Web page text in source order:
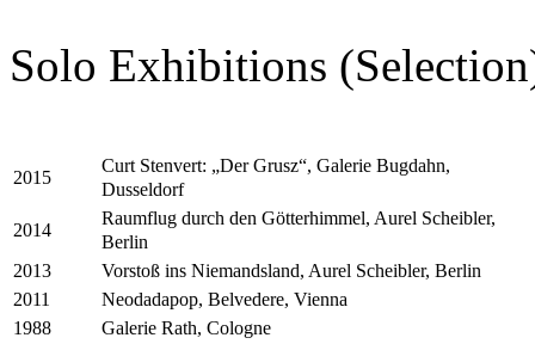
Solo Exhibitions
2015
Curt Stenvert: „Der Grusz“, Galerie Bugdahn,
Dusseldorf
2014
Raumflug durch den Götterhimmel, Aurel Scheibler,
Berlin
2013 Vorstoß ins Niemandsland, Aurel Scheibler, Berlin
2011 Neodadapop, Belvedere, Vienna
1988
Galerie Rath, Cologne